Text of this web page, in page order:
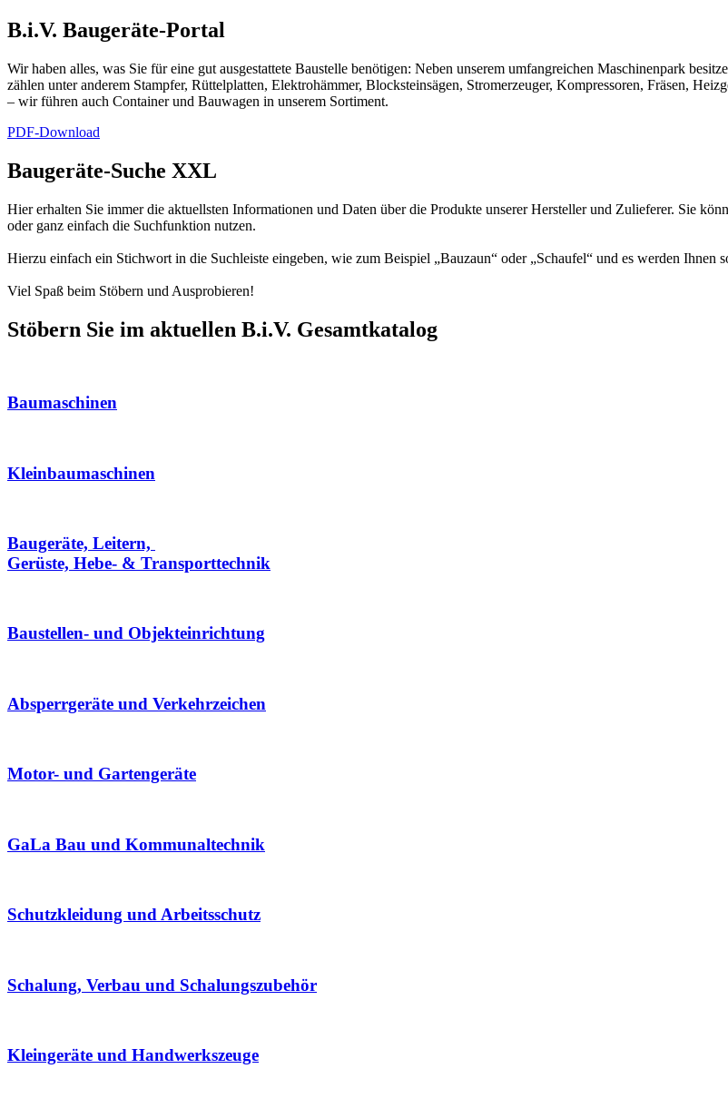
B.i.V. Baugeräte-Portal
Wir haben alles, was Sie für eine gut ausgestattete Baustelle benötigen: Neben unserem umfangreichen Maschinenpark
zählen unter anderem Stampfer, Rüttelplatten, Elektrohämmer, Blocksteinsägen, Stromerzeuger, Kompressoren, Fräsen,
– wir führen auch Container und Bauwagen in unserem Sortiment.
PDF-Download
Baugeräte-Suche XXL
Hier erhalten Sie immer die aktuellsten Informationen und Daten über die Produkte unserer Hersteller und Zulieferer. Sie
oder ganz einfach die Suchfunktion nutzen.
Hierzu einfach ein Stichwort in die Suchleiste eingeben, wie zum Beispiel „Bauzaun“ oder „Schaufel“ und es werden Ihnen
Viel Spaß beim Stöbern und Ausprobieren!
Stöbern Sie im aktuellen B.i.V. Gesamtkatalog
Baumaschinen
Kleinbaumaschinen
Baugeräte, Leitern,
Gerüste, Hebe- & Transporttechnik
Baustellen- und Objekteinrichtung
Absperrgeräte und Verkehrzeichen
Motor- und Gartengeräte
GaLa Bau und Kommunaltechnik
Schutzkleidung und Arbeitsschutz
Schalung, Verbau und Schalungszubehör
Kleingeräte und Handwerkszeuge